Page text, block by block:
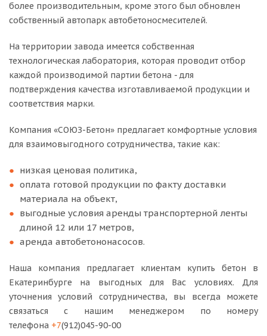
более производительным, кроме этого был обновлен
собственный автопарк автобетоносмесителей.
На территории завода имеется собственная
технологическая лаборатория, которая проводит отбор
каждой производимой партии бетона - для
подтверждения качества изготавливаемой продукции и
соответствия марки.
Компания «СОЮЗ-Бетон» предлагает комфортные условия
для взаимовыгодного сотрудничества, такие как:
низкая ценовая политика,
оплата готовой продукции по факту доставки
материала на объект,
выгодные условия аренды транспортерной ленты
длиной 12 или 17 метров,
аренда автобетононасосов.
Наша компания предлагает клиентам купить бетон в
Екатеринбурге на выгодных для Вас условиях. Для
уточнения условий сотрудничества, вы всегда можете
связаться с нашим менеджером по номеру
телефона +7(912)045-90-00